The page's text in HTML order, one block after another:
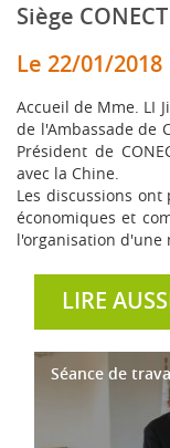
Siège
Le 22/01/2018
Accueil de Mme. LI
de l'Ambassade de
Président de
avec la Chine.
Les discussions
économiques et
l'organisation d'une
LIRE
Séance de